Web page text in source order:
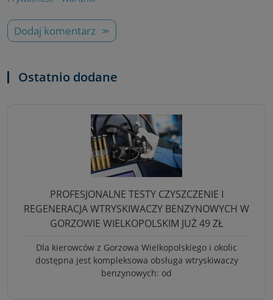
Dodaj komentarz
Ostatnio dodane
PROFESJONALNE TESTY CZYSZCZENIE I
REGENERACJA WTRYSKIWACZY BENZYNOWYCH W
GORZOWIE WIELKOPOLSKIM JUŻ 49 ZŁ
Dla kierowców z Gorzowa Wielkopolskiego i okolic
dostępna jest kompleksowa obsługa wtryskiwaczy
benzynowych: od